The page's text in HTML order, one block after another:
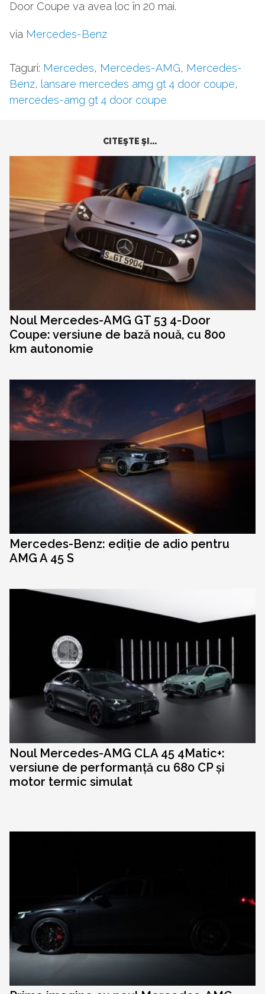
Door Coupe va avea loc în 20 mai.
via Mercedes-Benz
Taguri: Mercedes, Mercedes-AMG, Mercedes-
Benz, lansare mercedes amg gt 4 door coupe,
mercedes-amg gt 4 door coupe
CITEŞTE ŞI...
Noul Mercedes-AMG GT 53 4-Door
Coupe: versiune de bază nouă, cu 800
km autonomie
Mercedes-Benz: ediție de adio pentru
AMG A 45 S
Noul Mercedes-AMG CLA 45 4Matic+:
versiune de performanță cu 680 CP și
motor termic simulat